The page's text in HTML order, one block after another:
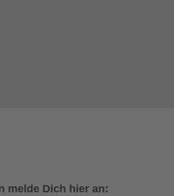
melde Dich hier an: